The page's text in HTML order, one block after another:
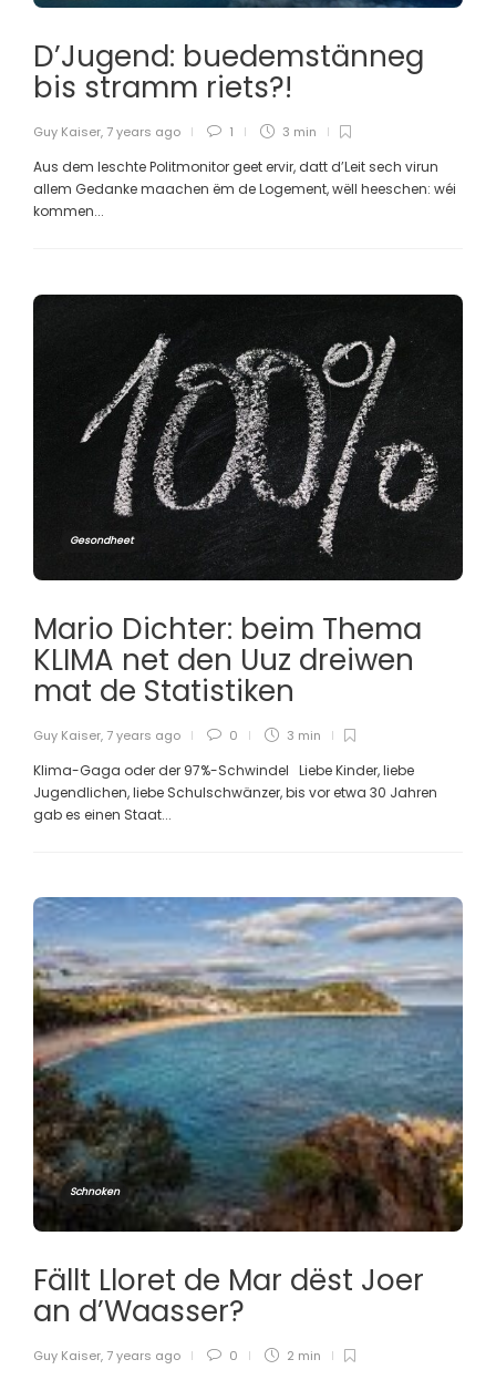
D’Jugend: buedemstänneg
bis stramm riets?!
Guy Kaiser, 7 years ago 1 3 min
Aus dem leschte Politmonitor geet ervir, datt d’Leit sech virun
allem Gedanke maachen ëm de Logement, wëll heeschen: wéi
kommen...
Gesondheet
Mario Dichter: beim Thema
KLIMA net den Uuz dreiwen
mat de Statistiken
Guy Kaiser, 7 years ago 0 3 min
Klima-Gaga oder der 97%-Schwindel Liebe Kinder, liebe
Jugendlichen, liebe Schulschwänzer, bis vor etwa 30 Jahren
gab es einen Staat...
Schnoken
Fällt Lloret de Mar dëst Joer
an d’Waasser?
Guy Kaiser, 7 years ago 0 2 min